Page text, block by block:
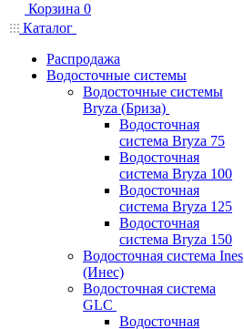
Корзина 0
Каталог
Распродажа
Водосточные системы
Водосточные системы
Bryza (Бриза)
Водосточная
система Bryza 75
Водосточная
система Bryza 100
Водосточная
система Bryza 125
Водосточная
система Bryza 150
Водосточная система Ines
(Инес)
Водосточная система
GLC
Водосточная